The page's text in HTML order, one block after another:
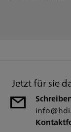
Jetzt für sie